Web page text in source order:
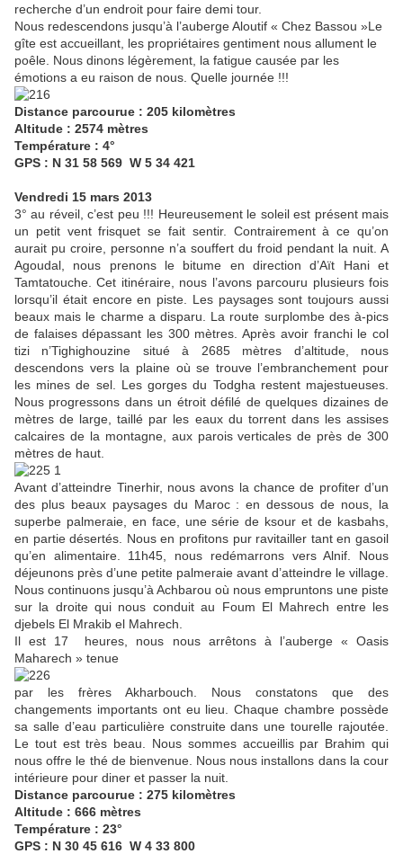
recherche d’un endroit pour faire demi tour.
Nous redescendons jusqu’à l’auberge Aloutif « Chez Bassou »Le
gîte est accueillant, les propriétaires gentiment nous allument le
poêle. Nous dinons légèrement, la fatigue causée par les
émotions a eu raison de nous. Quelle journée !!!
Distance parcourue : 205 kilomètres
Altitude : 2574 mètres
Température : 4°
GPS : N 31 58 569 W 5 34 421
Vendredi 15 mars 2013
3° au réveil, c’est peu !!! Heureusement le soleil est présent mais
un petit vent frisquet se fait sentir. Contrairement à ce qu’on
aurait pu croire, personne n’a souffert du froid pendant la nuit. A
Agoudal, nous prenons le bitume en direction d’Aït Hani et
Tamtatouche. Cet itinéraire, nous l’avons parcouru plusieurs fois
lorsqu’il était encore en piste. Les paysages sont toujours aussi
beaux mais le charme a disparu. La route surplombe des à-pics
de falaises dépassant les 300 mètres. Après avoir franchi le col
tizi n’Tighighouzine situé à 2685 mètres d’altitude, nous
descendons vers la plaine où se trouve l’embranchement pour
les mines de sel. Les gorges du Todgha restent majestueuses.
Nous progressons dans un étroit défilé de quelques dizaines de
mètres de large, taillé par les eaux du torrent dans les assises
calcaires de la montagne, aux parois verticales de près de 300
mètres de haut.
Avant d’atteindre Tinerhir, nous avons la chance de profiter d’un
des plus beaux paysages du Maroc : en dessous de nous, la
superbe palmeraie, en face, une série de ksour et de kasbahs,
en partie désertés. Nous en profitons pur ravitailler tant en gasoil
qu’en alimentaire. 11h45, nous redémarrons vers Alnif. Nous
déjeunons près d’une petite palmeraie avant d’atteindre le village.
Nous continuons jusqu’à Achbarou où nous empruntons une piste
sur la droite qui nous conduit au Foum El Mahrech entre les
djebels El Mrakib el Mahrech.
Il est 17 heures, nous nous arrêtons à l’auberge « Oasis
Maharech » tenue
par les frères Akharbouch. Nous constatons que des
changements importants ont eu lieu. Chaque chambre possède
sa salle d’eau particulière construite dans une tourelle rajoutée.
Le tout est très beau. Nous sommes accueillis par Brahim qui
nous offre le thé de bienvenue. Nous nous installons dans la cour
intérieure pour diner et passer la nuit.
Distance parcourue : 275 kilomètres
Altitude : 666 mètres
Température : 23°
GPS : N 30 45 616 W 4 33 800